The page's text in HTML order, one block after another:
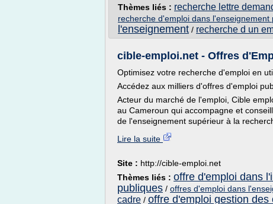
Thèmes liés : recherche lettre
recherche d'emploi dans l'enseignement
l'enseignement / recherche d un
cible-emploi.net - Offres
Optimisez votre recherche d'emploi en
Accédez aux milliers d'offres d'emploi
Acteur du marché de l'emploi, Cible
au Cameroun qui accompagne et
de l'enseignement supérieur à la
Lire la suite
Site : http://cible-emploi.net
Thèmes liés : offre d'emploi dans
publiques / offres d'emploi dans
cadre / offre d'emploi gestion des